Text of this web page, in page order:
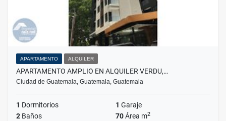
APARTAMENTO ALQUILER
APARTAMENTO AMPLIO EN ALQUILER VERDU,…
Ciudad de Guatemala, Guatemala, Guatemala
1 Dormitorios 1 Garaje
2 Baños 70Área m2